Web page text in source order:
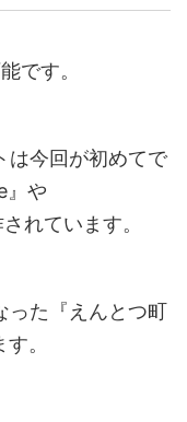
です。
は今回が初めてで
』や
れています。
った『えんとつ町
。